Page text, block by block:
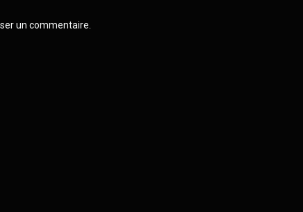
un commentaire.